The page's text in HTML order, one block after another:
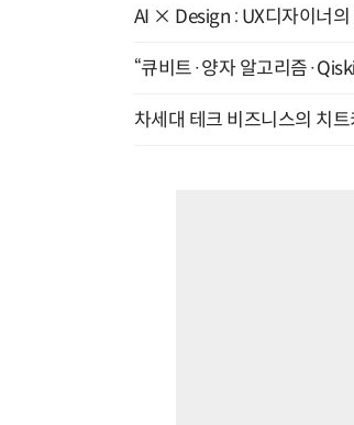
AI × Design : UX디자이너의
“큐비트·양자 알고리즘
차세대 테크 비즈니스의 치